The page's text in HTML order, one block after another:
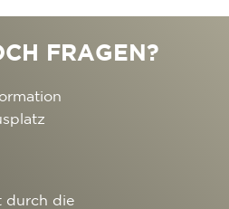
FRAGEN?
durch die